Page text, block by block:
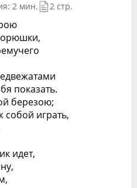
2 мин. 2 стр.
показать.
березою;
играть,
идет,